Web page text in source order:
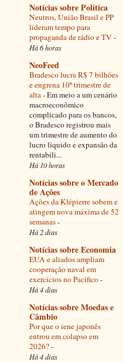
Notícias sobre Política
Neutros, União Brasil e PP
lideram tempo para
propaganda de rádio e TV -
Há 6 horas
NeoFeed
Bradesco lucra R$ 7 bilhões
e engrena 10º trimestre de
alta-Em meio a um cenário
macroeconômico
complicado para os bancos,
o Bradesco registrou mais
um trimestre de aumento do
lucro líquido e expansão da
rentabili...
Há 10 horas
Notícias sobre o Mercado
de Ações
Ações da Klépierre sobem e
atingem nova máxima de 52
semanas-
Há 2 dias
Notícias sobre Economia
EUA e aliados ampliam
cooperação naval em
exercícios no Pacífico-
Há 4 dias
Notícias sobre Moedas e
Câmbio
Por que o iene japonês
entrou em colapso em
2026?-
Há 4 dias